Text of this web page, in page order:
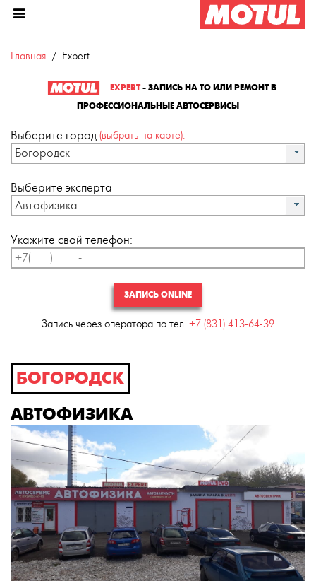
Главная Expert
EXPERT- ЗАПИСЬ НА ТО ИЛИ РЕМОНТ В
ПРОФЕССИОНАЛЬНЫЕ АВТОСЕРВИСЫ
Выберите город (выбрать на карте):
Богородск
Выберите эксперта
Автофизика
Укажите свой телефон:
ЗАПИСЬ ONLINE
Запись через оператора по тел. +7 (831) 413-64-39
БОГОРОДСК
АВТОФИЗИКА